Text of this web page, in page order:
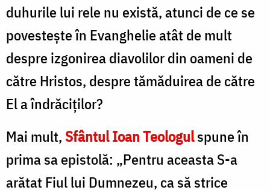
duhurile lui rele nu există, atunci de ce se
povesteşte în Evanghelie atât de mult
despre izgonirea diavolilor din oameni de
către Hristos, despre tămăduirea de către
El a îndrăciţilor?
Mai mult,Sfântul Ioan Teologulspune în
prima sa epistolă: „Pentru aceasta S-a
arătat Fiul lui Dumnezeu, ca să strice